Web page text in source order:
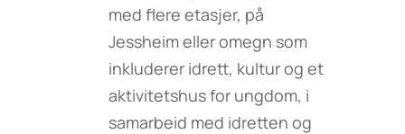
med flere etasjer, på
Jessheim eller omegn som
inkluderer idrett, kultur og et
aktivitetshus for ungdom, i
samarbeid med idretten og